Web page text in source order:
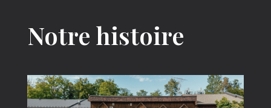
Notre histoire